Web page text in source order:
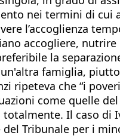
nei termini di
l’accoglienza
accogliere,
la
famiglia,
ripeteva che “i
come quelle del
Il caso di
Tribunale per i